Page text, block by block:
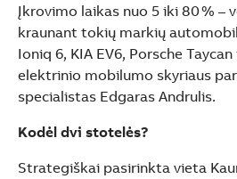
Įkrovimo laikas nuo 5 iki 80 % –
kraunant tokių markių
Ioniq 6, KIA EV6, Porsche
elektrinio mobilumo skyriaus
specialistas Edgaras Andrulis.
Kodėl dvi stotelės?
Strategiškai pasirinkta vieta